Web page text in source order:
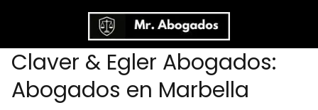
Claver & Egler Abogados:
Abogados en Marbella